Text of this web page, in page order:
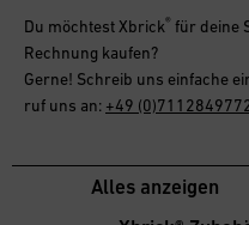
Du möchtest Xbrick® für deine
Rechnung kaufen?
Gerne! Schreib uns einfache
ruf uns an: +49
Alles anzeigen